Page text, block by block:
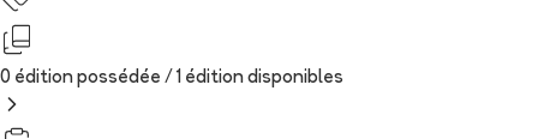
0 édition possédée / 1 édition disponibles